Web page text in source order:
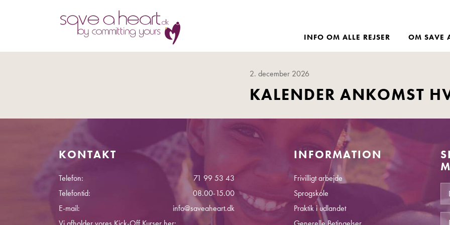
INFO OM ALLE REJSER OM SAVE
2. december 2026
KALENDER ANKOMST
KONTAKT
Telefon:
71 99 53 43
Telefontid:
08.00-15.00
E-mail:
info@saveaheart.dk
INFORMATION
Frivilligt arbejde
Sprogskole
Praktik i udlandet